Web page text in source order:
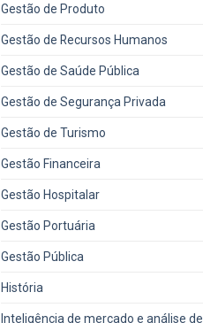
Gestão de Produto
Gestão de Recursos Humanos
Gestão de Saúde Pública
Gestão de Segurança Privada
Gestão de Turismo
Gestão Financeira
Gestão Hospitalar
Gestão Portuária
Gestão Pública
História
Inteligência de mercado e análise de